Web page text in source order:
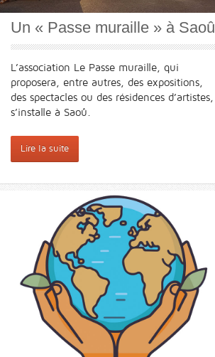
Un « Passe muraille » à Saoû
L’association Le Passe muraille, qui
proposera, entre autres, des expositions,
des spectacles ou des résidences d’artistes,
s’installe à Saoû.
Lire la suite